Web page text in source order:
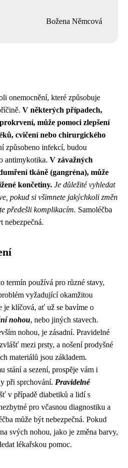
Božena Němcová
onemocnění, které způsobuje
V některých případech,
může pomoci zlepšení
cvičení nebo chirurgického
způsobeno infekcí, budou
antimykotika. V závažných
tkáně (gangréna), může
končetiny. Je důležité vyhledat
pokud si všimnete jakýchkoli změn
předešli komplikacím. Samoléčba
nebezpečná.
termín používá pro různé stavy,
vyžadující okamžitou
je klíčová, ať už se bavíme o
nohou, nebo jiných stavech.
nohou, je zásadní. Pravidelné
mezi prsty, a nošení prodyšné
materiálů jsou základem.
stání a sezení, prospěje vám i
při sprchování. Pravidelné
v případě diabetiků a lidí s
pro včasnou diagnostiku a
může být nebezpečná. Pokud
svých nohou, jako je změna barvy,
lékařskou pomoc.